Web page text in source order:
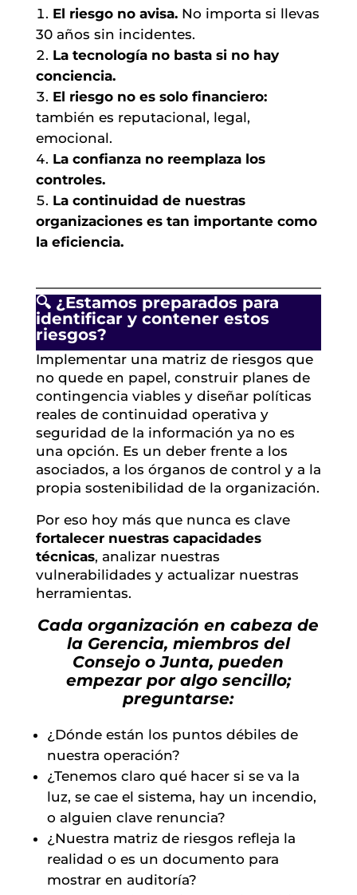
El riesgo no avisa.No importa si llevas
30 años sin incidentes.
La tecnología no basta si no hay
conciencia.
El riesgo no es solo financiero:
también es reputacional, legal,
emocional.
La confianza no reemplaza los
controles.
La continuidad de nuestras
organizaciones es tan importante como
la eficiencia.
🔍 ¿Estamos preparados para
identificar y contener estos
riesgos?
Implementar una matriz de riesgos que
no quede en papel, construir planes de
contingencia viables y diseñar políticas
reales de continuidad operativa y
seguridad de la información ya no es
una opción. Es un deber frente a los
asociados, a los órganos de control y a la
propia sostenibilidad de la organización.
Por eso hoy más que nunca es clave
fortalecer nuestras capacidades
técnicas, analizar nuestras
vulnerabilidades y actualizar nuestras
herramientas.
Cada organización en cabeza de
la Gerencia, miembros del
Consejo o Junta, pueden
empezar por algo sencillo;
preguntarse:
¿Dónde están los puntos débiles de
nuestra operación?
¿Tenemos claro qué hacer si se va la
luz, se cae el sistema, hay un incendio,
o alguien clave renuncia?
¿Nuestra matriz de riesgos refleja la
realidad o es un documento para
mostrar en auditoría?